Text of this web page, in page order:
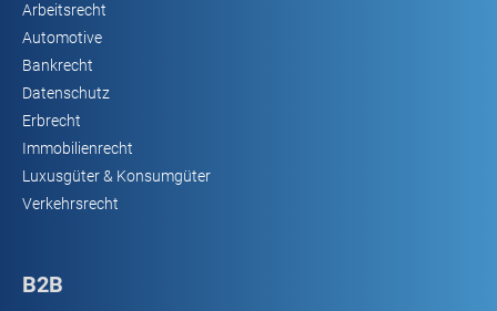
Arbeitsrecht
Automotive
Bankrecht
Datenschutz
Erbrecht
Immobilienrecht
Luxusgüter & Konsumgüter
Verkehrsrecht
B2B